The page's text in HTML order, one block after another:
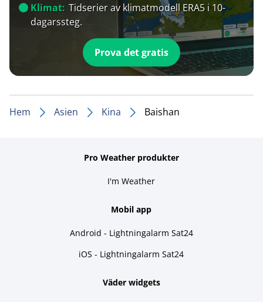
Klimat: Tidserier av klimatmodell ERA5 i 10-
dagarssteg.
Prova det gratis
Hem Asien Kina Baishan
Pro Weather produkter
I'm Weather
Mobil app
Android - Lightningalarm Sat24
iOS - Lightningalarm Sat24
Väder widgets